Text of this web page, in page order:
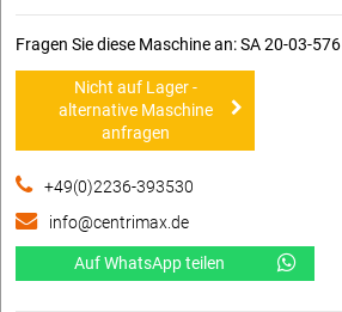
Fragen Sie diese Maschine an: SA 20-03-576
Nicht auf Lager -
alternative Maschine
anfragen
+49(0)2236-393530
info@centrimax.de
Auf WhatsApp teilen